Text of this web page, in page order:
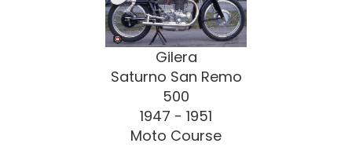
Gilera
Saturno San Remo
500
1947 - 1951
Moto Course